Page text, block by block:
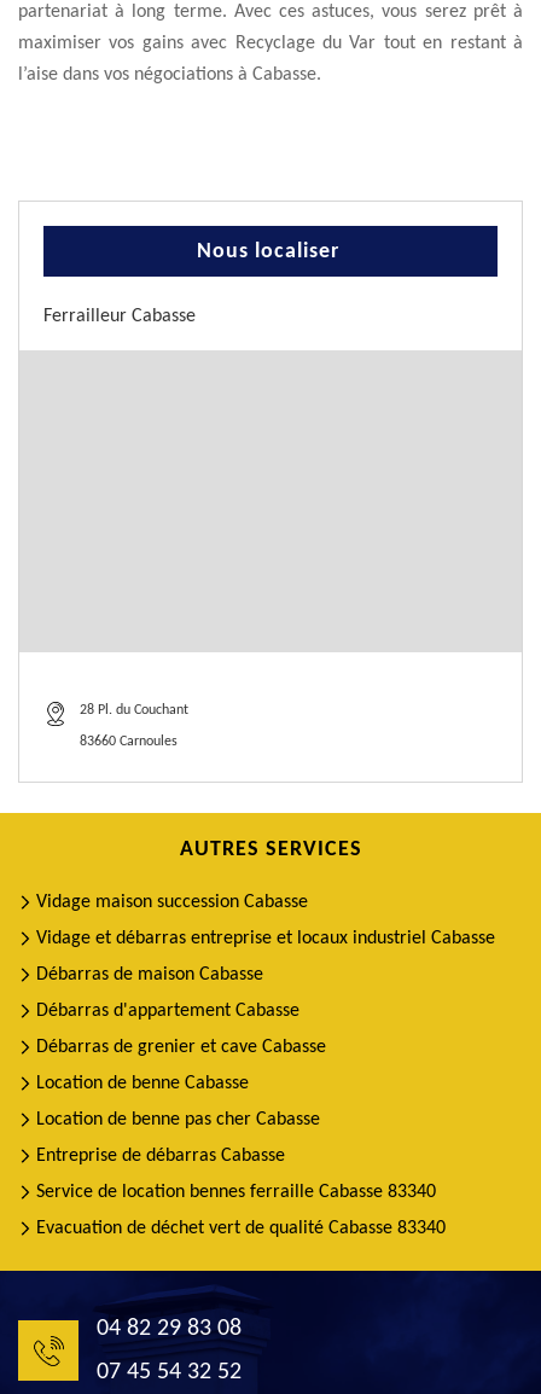
partenariat à long terme. Avec ces astuces, vous serez prêt à
maximiser vos gains avec Recyclage du Var tout en restant à
l’aise dans vos négociations à Cabasse.
Nous localiser
Ferrailleur Cabasse
28 Pl. du Couchant
83660 Carnoules
AUTRES SERVICES
Vidage maison succession Cabasse
Vidage et débarras entreprise et locaux industriel Cabasse
Débarras de maison Cabasse
Débarras d'appartement Cabasse
Débarras de grenier et cave Cabasse
Location de benne Cabasse
Location de benne pas cher Cabasse
Entreprise de débarras Cabasse
Service de location bennes ferraille Cabasse 83340
Evacuation de déchet vert de qualité Cabasse 83340
04 82 29 83 08
07 45 54 32 52